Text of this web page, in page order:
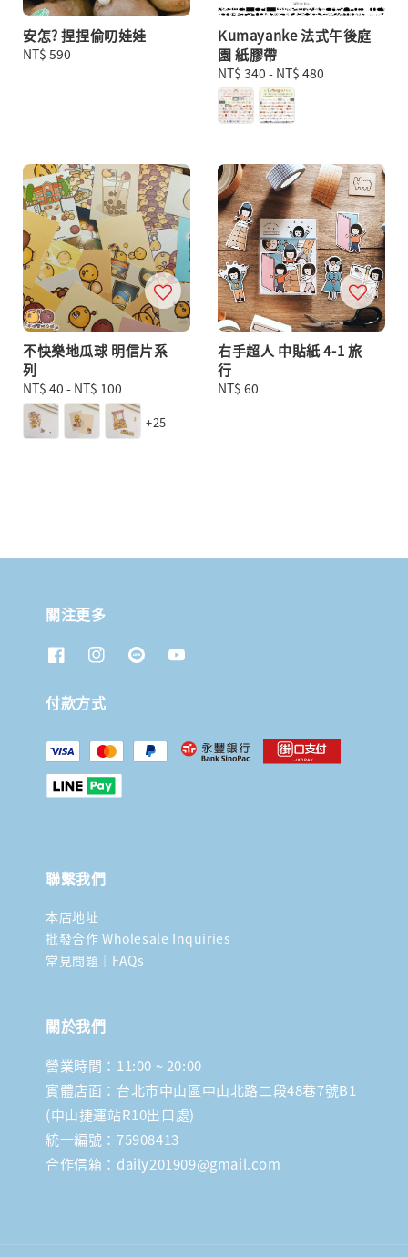
安怎? 捏捏偷叨娃娃
Regular
NT$ 590
Kumayanke 法式午後庭
園 紙膠帶
Regular
price
NT$ 340 - NT$ 480
不快樂地瓜球 明信片系
列
Regular
price
NT$ 40 - NT$ 100
+25
右手超人 中貼紙 4-1 旅
行
Regular
NT$ 60
關注更多
付款方式
聯繫我們
本店地址
批發合作 Wholesale Inquiries
常見問題｜FAQs
關於我們
營業時間：11:00 ~ 20:00
實體店面：台北市中山區中山北路二段48巷7號B1
(中山捷運站R10出口處)
統一編號：75908413
合作信箱：daily201909@gmail.com